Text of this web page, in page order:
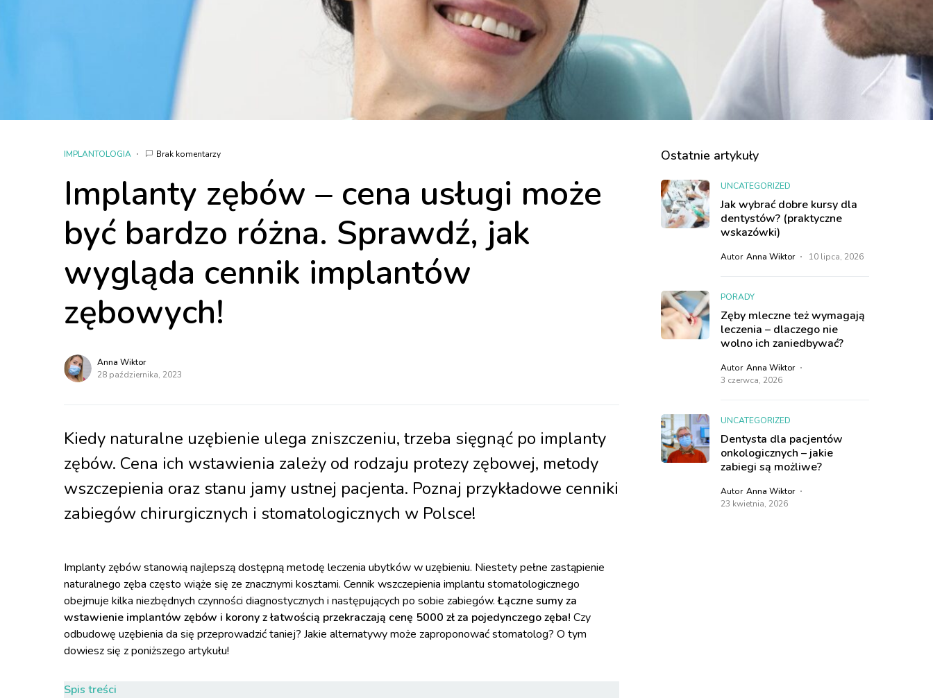
IMPLANTOLOGIA Brak komentarzy
Implanty zębów – cena usługi może
być bardzo różna. Sprawdź, jak
wygląda cennik implantów
zębowych!
Anna Wiktor
28 października, 2023
Kiedy naturalne uzębienie ulega zniszczeniu, trzeba sięgnąć po implanty
zębów. Cena ich wstawienia zależy od rodzaju protezy zębowej, metody
wszczepienia oraz stanu jamy ustnej pacjenta. Poznaj przykładowe cenniki
zabiegów chirurgicznych i stomatologicznych w Polsce!
Implanty zębów stanowią najlepszą dostępną metodę leczenia ubytków w uzębieniu. Niestety pełne zastąpienie
naturalnego zęba często wiąże się ze znacznymi kosztami. Cennik wszczepienia implantu stomatologicznego
obejmuje kilka niezbędnych czynności diagnostycznych i następujących po sobie zabiegów.Łączne sumy za
wstawienie implantów zębów i korony z łatwością przekraczają cenę 5000 zł za pojedynczego zęba! Czy
odbudowę uzębienia da się przeprowadzić taniej? Jakie alternatywy może zaproponować stomatolog? O tym
dowiesz się z poniższego artykułu!
Spis treści
Ostatnie artykuły
UNCATEGORIZED
Jak wybrać dobre kursy dla
dentystów? (praktyczne
wskazówki)
Autor Anna Wiktor 10 lipca, 2026
PORADY
Zęby mleczne też wymagają
leczenia – dlaczego nie
wolno ich zaniedbywać?
Autor Anna Wiktor
3 czerwca, 2026
UNCATEGORIZED
Dentysta dla pacjentów
onkologicznych – jakie
zabiegi są możliwe?
Autor Anna Wiktor
23 kwietnia, 2026